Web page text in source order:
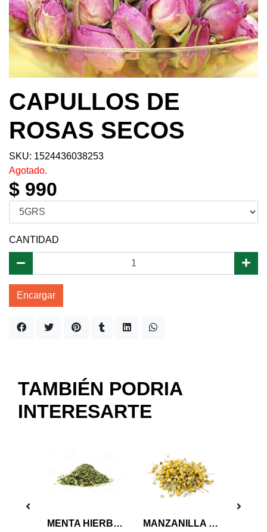
CAPULLOS DE
ROSAS SECOS
SKU: 1524436038253
Agotado.
$ 990
CANTIDAD
Encargar
TAMBIÉN PODRIA
INTERESARTE
MENTA HIERBA ORGANICA 10 GRS MANZANILLA HIERBA ORGANICA 10 GRS